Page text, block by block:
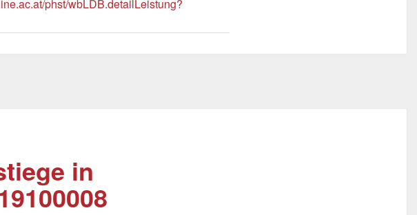
phst/wbLDB.detailLeistung?
in